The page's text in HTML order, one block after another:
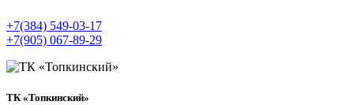
+7(384) 549‑03‑17
+7(905) 067‑89‑29
ТК «Топкинский»